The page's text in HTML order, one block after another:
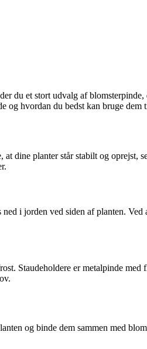
du et stort udvalg af
hvordan du bedst kan bruge dem
dine planter står stabilt og
i jorden ved siden af planten.
Staudeholdere er metalpinde med
og binde dem sammen med